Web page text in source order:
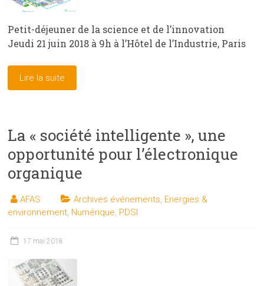
Petit-déjeuner de la science et de l’innovation
Jeudi 21 juin 2018 à 9h à l’Hôtel de l’Industrie, Paris
Lire la suite
La « société intelligente », une
opportunité pour l’électronique
organique
AFAS Archives événements, Energies &
environnement, Numérique, PDSI
17 mai 2018